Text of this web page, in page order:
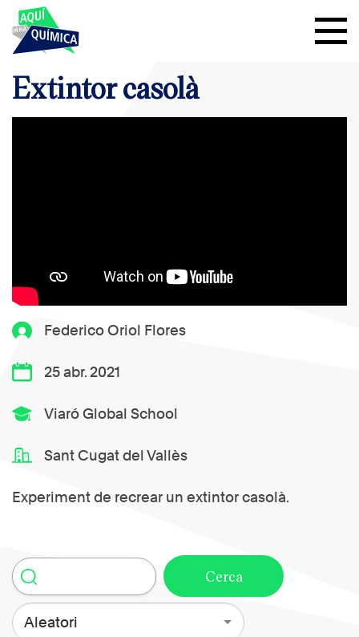
Federico Oriol Flores
25 abr. 2021
Viaró Global School
Sant Cugat del Vallès
Experiment de recrear un extintor casolà.
Extintor casolà
Aleatori